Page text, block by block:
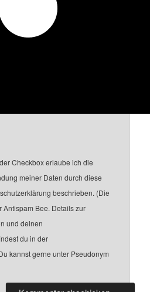
Checkbox erlaube ich die
meiner Daten durch diese
beschrieben. (Die
Bee. Details zur
und deinen
du in der
kannst gerne unter Pseudonym